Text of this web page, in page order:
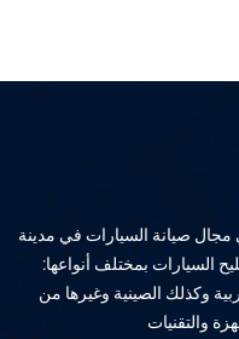
مجال صيانة السيارات في مدينة
السيارات بمختلف أنواعها:
وكذلك الصينية وغيرها من
والتقنيات